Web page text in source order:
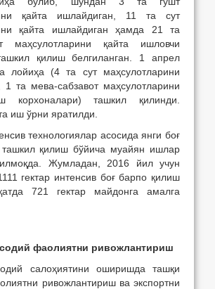
қайта ишлайдиган, 11 та сут
қайта ишлайдиган ҳамда 21 та
маҳсулотларини қайта ишловчи
қилиш белгиланган. 1 апрел
лойиҳа (4 та сут маҳсулотларини
та мева-сабзавот маҳсулотларини
корхоналари) ташкил қилинди.
иш ўрни яратилди.
технологиялар асосида янги боғ
ташкил қилиш бўйича муайян ишлар
Жумладан, 2016 йил учун
гектар интенсив боғ барпо қилиш
721 гектар майдонга амалга
фаолиятни ривожлантириш
салоҳиятини оширишда ташқи
ривожлантириш ва экспортни